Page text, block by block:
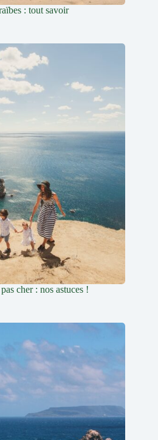
: tout savoir
cher : nos astuces !